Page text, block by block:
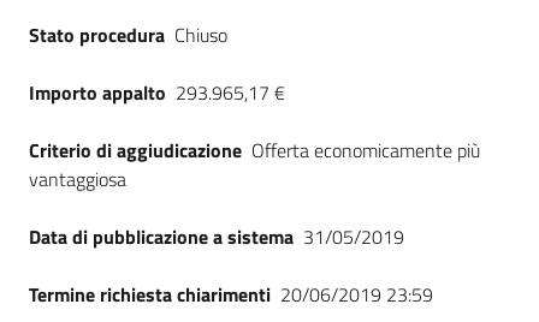
Stato procedura Chiuso
Importo appalto 293.965,17 €
Criterio di aggiudicazione Offerta economicamente più
vantaggiosa
Data di pubblicazione a sistema 31/05/2019
Termine richiesta chiarimenti 20/06/2019 23:59